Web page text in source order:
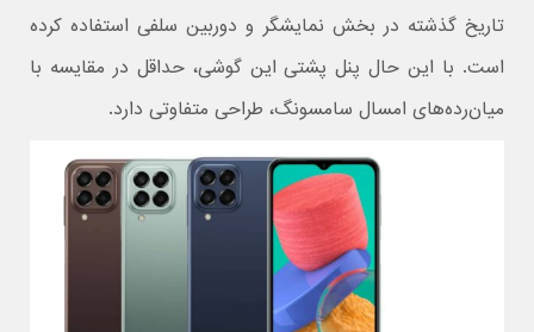
تاریخ گذشته در بخش نمایشگر و دوربین سلفی استفاده کرده
است. با این حال پنل پشتی این گوشی، حداقل در مقایسه با
میان‌رده‌های امسال سامسونگ، طراحی متفاوتی دارد.